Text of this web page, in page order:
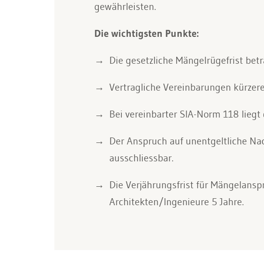
gewährleisten.
Die wichtigsten Punkte:
Die gesetzliche Mängelrügefrist
Vertragliche Vereinbarungen
Bei vereinbarter SIA-Norm 118
Der Anspruch auf unentgeltliche
ausschliessbar.
Die Verjährungsfrist für
Architekten/Ingenieure 5 Jahre.